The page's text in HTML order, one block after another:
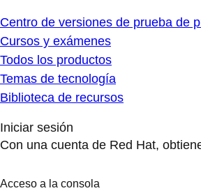
Centro de versiones de prueba de
Cursos y exámenes
Todos los productos
Temas de tecnología
Biblioteca de recursos
Iniciar sesión
Con una cuenta de Red Hat,
Acceso a la consola